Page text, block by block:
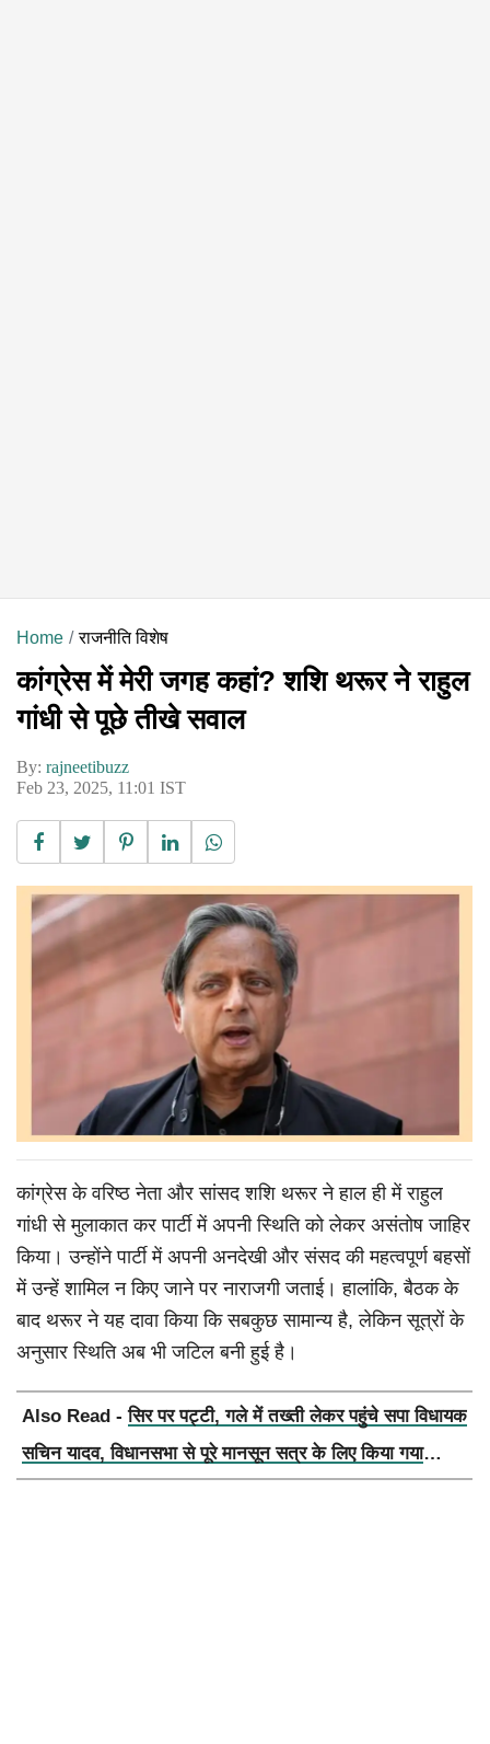
Home राजनीति विशेष
कांग्रेस में मेरी जगह कहां? शशि थरूर ने राहुल
गांधी से पूछे तीखे सवाल
By: rajneetibuzz
Feb 23, 2025, 11:01 IST
कांग्रेस के वरिष्ठ नेता और सांसद शशि थरूर ने हाल ही में राहुल
गांधी से मुलाकात कर पार्टी में अपनी स्थिति को लेकर असंतोष जाहिर
किया। उन्होंने पार्टी में अपनी अनदेखी और संसद की महत्वपूर्ण बहसों
में उन्हें शामिल न किए जाने पर नाराजगी जताई। हालांकि, बैठक के
बाद थरूर ने यह दावा किया कि सबकुछ सामान्य है, लेकिन सूत्रों के
अनुसार स्थिति अब भी जटिल बनी हुई है।
Also Read -सिर पर पट्टी, गले में तख्ती लेकर पहुंचे सपा विधायक
सचिन यादव, विधानसभा से पूरे मानसून सत्र के लिए किया गया